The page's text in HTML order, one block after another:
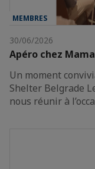
MEMBRES
30/06/2026
Apéro chez
Un moment
Shelter Belgrade
nous réunir à